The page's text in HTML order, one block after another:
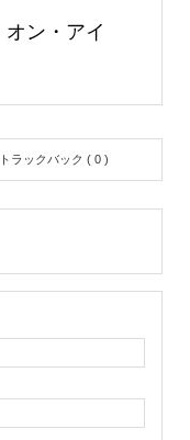
オン・アイ
トラックバック ( 0 )